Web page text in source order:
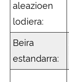
aleazioen
lodiera:
Beira
estandarra: